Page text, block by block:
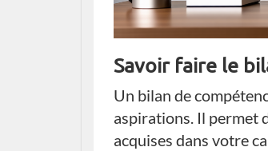
Savoir faire le
Un bilan de
aspirations. Il permet
acquises dans votre